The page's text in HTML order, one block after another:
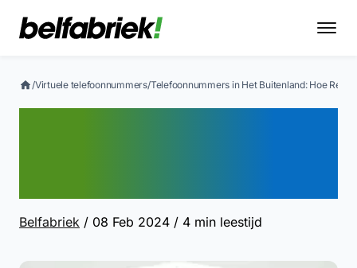
/Virtuele telefoonnummers/Telefoonnummers in Het Buitenland: Hoe Regel
Belfabriek / 08 Feb 2024 / 4 min leestijd